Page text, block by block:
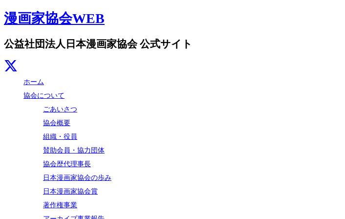
漫画家協会WEB
公益社団法人日本漫画家協会 公式サイト
ホーム
協会について
ごあいさつ
協会概要
組織・役員
賛助会員・協力団体
協会歴代理事長
日本漫画家協会の歩み
日本漫画家協会賞
著作権事業